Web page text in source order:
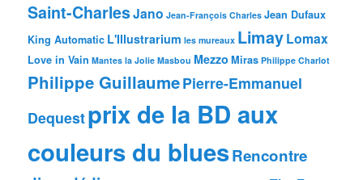
Saint-CharlesJano Jean-François Charles Jean Dufaux
King Automatic L'Illustrarium les mureaux LimayLomax
Love in Vain Mantes la Jolie Masbou Mezzo Miras Philippe Charlot
Philippe GuillaumePierre-Emmanuel
Dequestprix de la BD aux
couleurs du bluesRencontre